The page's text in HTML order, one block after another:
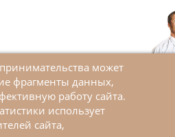
Войти в личный кабинет
ЗАДАТЬ ВОПРОС
может
фрагменты данных,
работу сайта.
использует
сайта,